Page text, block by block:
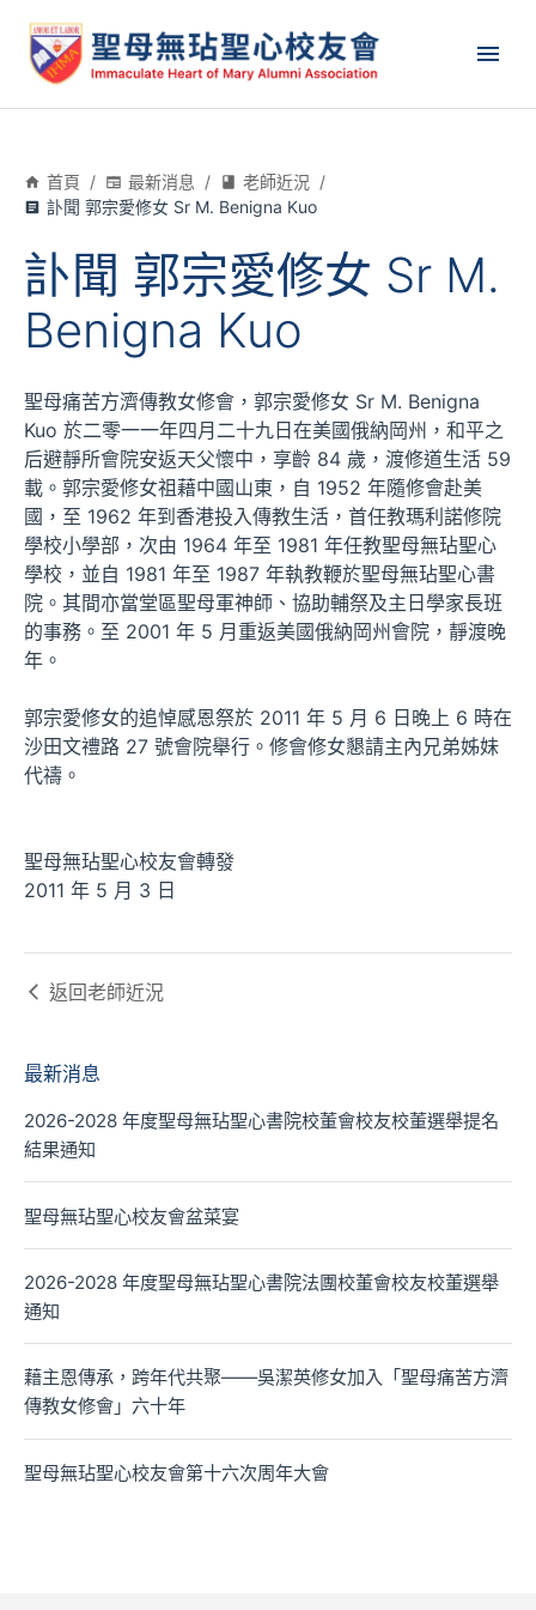
首頁 / 最新消息 / 老師近況 /
訃聞 郭宗愛修女 Sr M. Benigna Kuo
訃聞 郭宗愛修女 Sr M.
Benigna Kuo
聖母痛苦方濟傳教女修會，郭宗愛修女 Sr M. Benigna
Kuo 於二零一一年四月二十九日在美國俄納岡州，和平之
后避靜所會院安返天父懷中，享齡 84 歲，渡修道生活 59
載。郭宗愛修女祖藉中國山東，自 1952 年隨修會赴美
國，至 1962 年到香港投入傳教生活，首任教瑪利諾修院
學校小學部，次由 1964 年至 1981 年任教聖母無玷聖心
學校，並自 1981 年至 1987 年執教鞭於聖母無玷聖心書
院。其間亦當堂區聖母軍神師、協助輔祭及主日學家長班
的事務。至 2001 年 5 月重返美國俄納岡州會院，靜渡晚
年。
郭宗愛修女的追悼感恩祭於 2011 年 5 月 6 日晚上 6 時在
沙田文禮路 27 號會院舉行。修會修女懇請主內兄弟姊妹
代禱。
聖母無玷聖心校友會轉發
2011 年 5 月 3 日
返回老師近況
最新消息
2026-2028 年度聖母無玷聖心書院校董會校友校董選舉提名
結果通知
聖母無玷聖心校友會盆菜宴
2026-2028 年度聖母無玷聖心書院法團校董會校友校董選舉
通知
藉主恩傳承，跨年代共聚——吳潔英修女加入「聖母痛苦方濟
傳教女修會」六十年
聖母無玷聖心校友會第十六次周年大會